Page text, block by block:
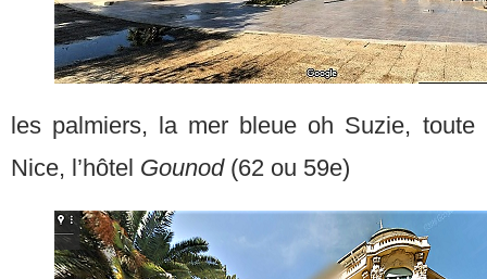
les palmiers, la mer bleue oh Suzie,
Nice, l’hôtel Gounod(62 ou 59e)